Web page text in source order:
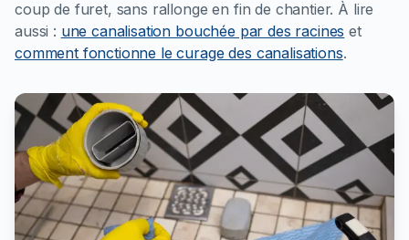
coup de furet, sans rallonge en fin de chantier. À lire
aussi : une canalisation bouchée par des racines et
comment fonctionne le curage des canalisations.